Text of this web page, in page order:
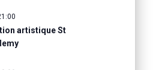
artistique St